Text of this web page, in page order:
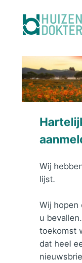
Wij
lijst.
Wij hopen
u
toekomst
dat heel